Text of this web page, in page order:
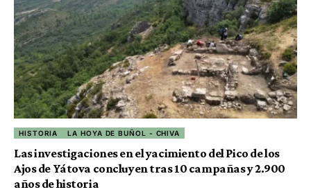
HISTORIA LA HOYA DE BUÑOL - CHIVA
Las investigaciones en el yacimiento del Pico de los
Ajos de Yátova concluyen tras 10 campañas y 2.900
años de historia